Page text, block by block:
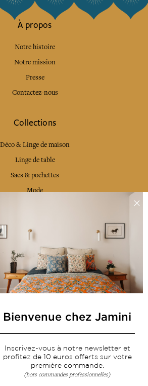
À propos
Notre histoire
Notre mission
Presse
Contactez-nous
Collections
Déco & Linge de maison
Linge de table
Sacs & pochettes
Mode
Livraison & retour
CGV
Devenir revendeur
Notre communauté
raconté avec poésie et élégance
mail. Inscrivez vous à notre newsletter
Bienvenue chez Jamini
Inscrivez-vous à notre newsletter et
profitez de 10 euros offerts sur votre
première commande.
(hors commandes professionnelles)